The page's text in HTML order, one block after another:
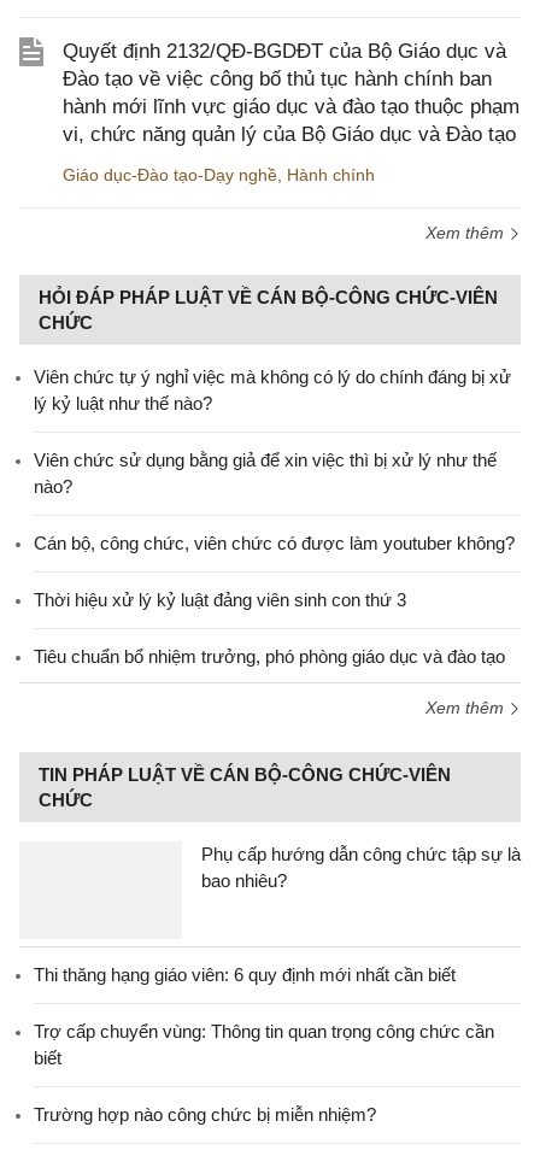
Quyết định 2132/QĐ-BGDĐT của Bộ Giáo dục và
Đào tạo về việc công bố thủ tục hành chính ban
hành mới lĩnh vực giáo dục và đào tạo thuộc phạm
vi, chức năng quản lý của Bộ Giáo dục và Đào tạo
Giáo dục-Đào tạo-Dạy nghề Hành chính
Xem thêm
HỎI ĐÁP PHÁP LUẬT VỀ CÁN BỘ-CÔNG CHỨC-VIÊN
CHỨC
Viên chức tự ý nghỉ việc mà không có lý do chính đáng bị xử
lý kỷ luật như thế nào?
Viên chức sử dụng bằng giả để xin việc thì bị xử lý như thế
nào?
Cán bộ, công chức, viên chức có được làm youtuber không?
Thời hiệu xử lý kỷ luật đảng viên sinh con thứ 3
Tiêu chuẩn bổ nhiệm trưởng, phó phòng giáo dục và đào tạo
Xem thêm
TIN PHÁP LUẬT VỀ CÁN BỘ-CÔNG CHỨC-VIÊN
CHỨC
Phụ cấp hướng dẫn công chức tập sự là
bao nhiêu?
Thi thăng hạng giáo viên: 6 quy định mới nhất cần biết
Trợ cấp chuyển vùng: Thông tin quan trọng công chức cần
biết
Trường hợp nào công chức bị miễn nhiệm?